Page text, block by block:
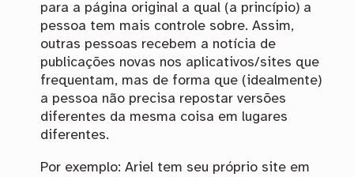
para a página original a qual (a princípio) a
pessoa tem mais controle sobre. Assim,
outras pessoas recebem a notícia de
publicações novas nos aplicativos/sites que
frequentam, mas de forma que (idealmente)
a pessoa não precisa repostar versões
diferentes da mesma coisa em lugares
diferentes.
Por exemplo: Ariel tem seu próprio site em